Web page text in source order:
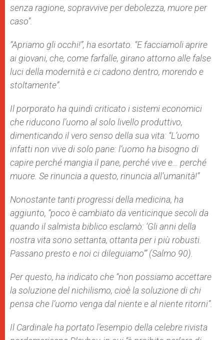
senza ragione, sopravvive per debolezza, muore per
caso”.
“Apriamo gli occhi!”, ha esortato. “E facciamoli aprire
ai giovani, che, come farfalle, girano attorno alle false
luci della modernità e ci cadono dentro, morendo e
stoltamente”.
Il porporato ha quindi criticato i sistemi economici
che riducono l’uomo al solo livello produttivo,
dimenticando il vero senso della sua vita: “L’uomo
infatti non vive di solo pane: l’uomo ha bisogno di
capire perché mangia il pane, perché vive e… perché
muore. Se rinuncia a questo, rinuncia all’umanità!”
Nonostante tanti progressi della medicina, ha
aggiunto, “poco è cambiato da venticinque secoli da
quando il salmista biblico esclamò: ‘Gli anni della
nostra vita sono settanta, ottanta per i più robusti.
Passano presto e noi ci dileguiamo’” (Salmo 90).
Per questo, ha indicato che “non possiamo accettare
la soluzione del nichilismo, cioè la soluzione di chi
pensa che l’uomo venga dal niente e al niente ritorni”.
Il Cardinale ha portato l’esempio della celebre rivista